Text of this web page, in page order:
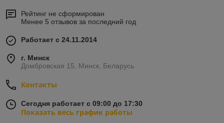
Рейтинг не сформирован
Менее 5 отзывов за последний год
Работает с 24.11.2014
г. Минск
Домбровская 15, Минск, Беларусь
Контакты
Сегодня работает с 09:00 до 17:30
Показать весь график работы